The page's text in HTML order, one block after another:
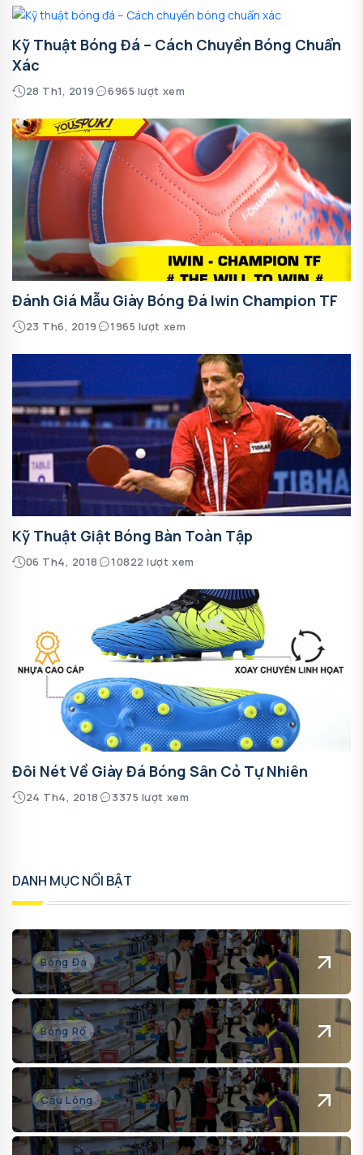
Kỹ Thuật Bóng Đá – Cách Chuyền Bóng Chuẩn
Xác
28 Th1, 2019 6965 lượt xem
Đánh Giá Mẫu Giày Bóng Đá Iwin Champion TF
23 Th6, 2019 1965 lượt xem
Kỹ Thuật Giật Bóng Bàn Toàn Tập
06 Th4, 2018 10822 lượt xem
Đôi Nét Về Giày Đá Bóng Sân Cỏ Tự Nhiên
24 Th4, 2018 3375 lượt xem
DANH MỤC NỔI BẬT
Bóng Đá
Bóng Rổ
Cầu Lông